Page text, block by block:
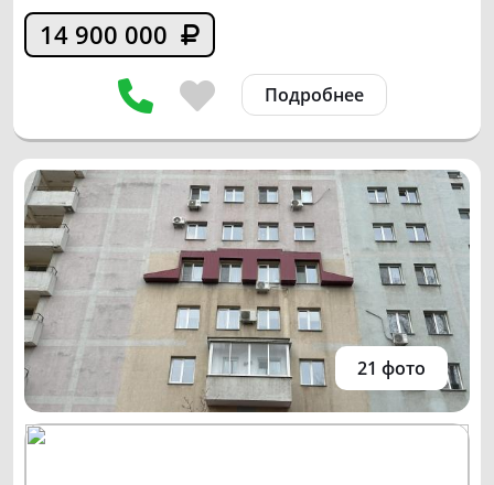
14 900 000
Подробнее
21 фото